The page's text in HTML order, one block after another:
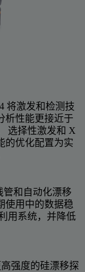
将激发和检测技
析性能更接近于
选择性激发和 X
的优化配置为实
管和自动化漂移
使用中的数据稳
用系统，并降低
强度的硅漂移探